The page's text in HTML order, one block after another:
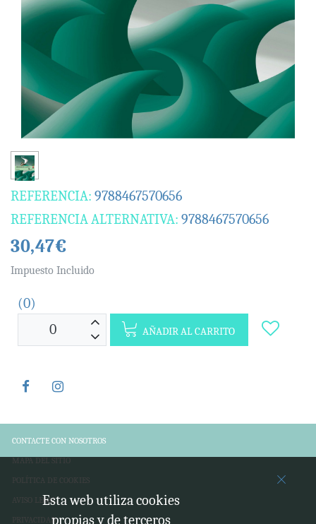
REFERENCIA: 9788467570656
REFERENCIA ALTERNATIVA: 9788467570656
30,47€
Impuesto Incluido
(0)
AÑADIR AL CARRITO
CONTACTE CON NOSOTROS
MAPA DEL SITIO
POLÍTICA DE COOKIES
AVISO LEGAL
PRIVACIDAD
Esta web utiliza cookies
propias y de terceros